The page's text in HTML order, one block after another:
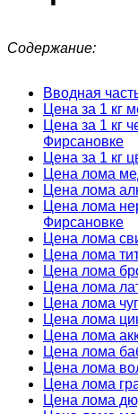
Содержание:
Вводная
Цена за 1 кг
Цена за 1 кг
Фирсановке
Цена за 1 кг
Цена лома
Цена лома
Цена лома
Фирсановке
Цена лома
Цена лома
Цена лома
Цена лома
Цена лома
Цена лома
Цена лома
Цена лома
Цена лома
Цена лома
Цена лома